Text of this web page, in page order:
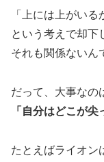
「上には上がいる
という考えで却下
それも関係ないん
だって、大事なの
「自分はどこが尖
たとえばライオン